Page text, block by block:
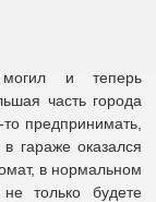
и теперь
часть города
предпринимать,
гараже оказался
в нормальном
только будете